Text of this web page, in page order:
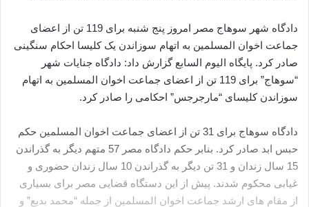
دادگاه شهر سوهاج مصر امروز پنج شنبه برای 119 تن از اعضای
جماعت اخوان المسلمین به اتهام سوزاندن یک کلیسا احکام سنگینی
صادر کرد. پایگاه الیوم السابع گزارش داد: دادگاه جنایات شهر
“سوهاج” برای 119 تن از اعضای جماعت اخوان المسلمین به اتهام
سوزاندن کلیسای “مارجرجس” احکامی را صادر کرد.
دادگاه سوهاج برای 31 تن از اعضای جماعت اخوان المسلمین حکم
حبس ابد صادر کرد. بنابر حکم دادگاه مصر 57 متهم دیگر به گذراندن
15 سال زندان و 31 تن دیگر به گذراندن 10 سال زندان حضوری و
غیابی محکوم شدند. پیش از این دستگاه قضایی مصر برای بسیاری
از مقام های ارشد جماعت اخوان المسلمین از جمله “محمد بدیع” و